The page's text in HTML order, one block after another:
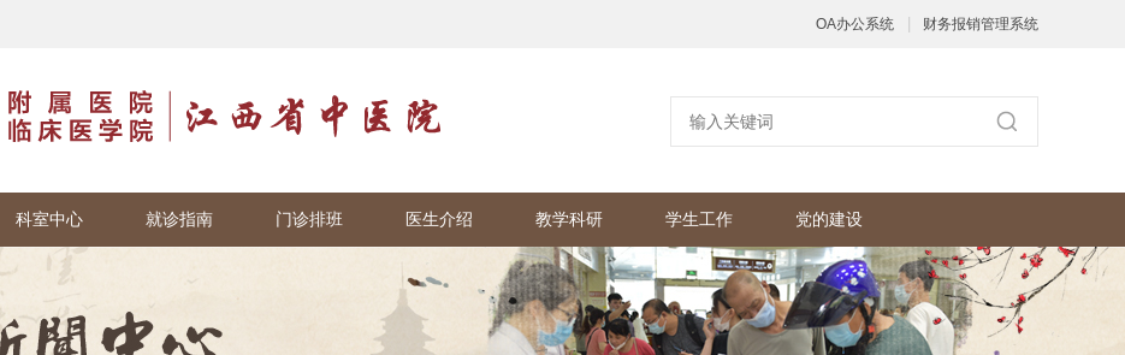
OA办公系统 财务报销管理系统
科室中心 就诊指南 门诊排班 医生介绍 教学科研 学生工作 党的建设